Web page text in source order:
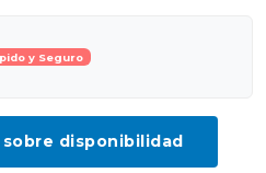
y Seguro
disponibilidad